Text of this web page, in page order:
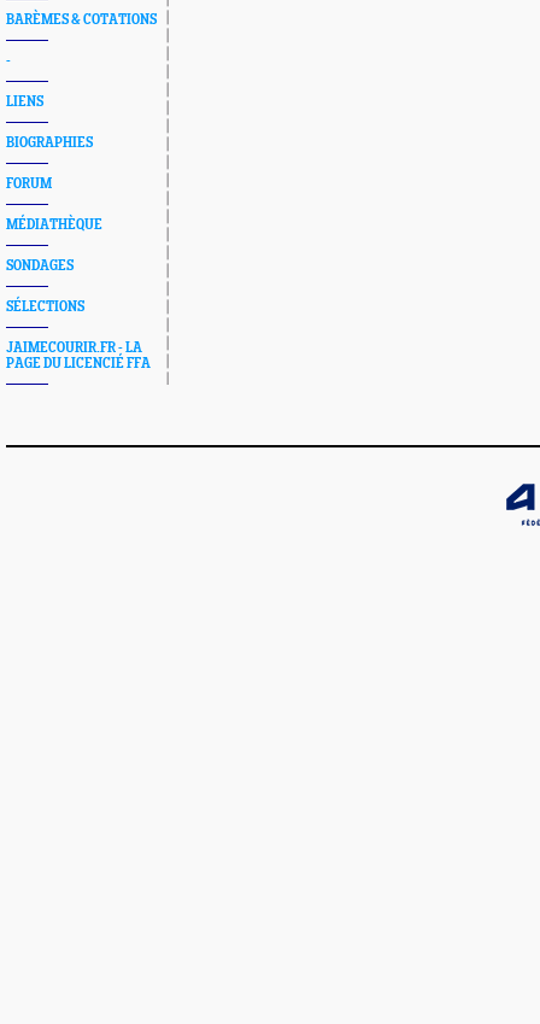
BARÈMES & COTATIONS
-
LIENS
BIOGRAPHIES
FORUM
MÉDIATHÈQUE
SONDAGES
SÉLECTIONS
JAIMECOURIR.FR - LA
PAGE DU LICENCIÉ FFA